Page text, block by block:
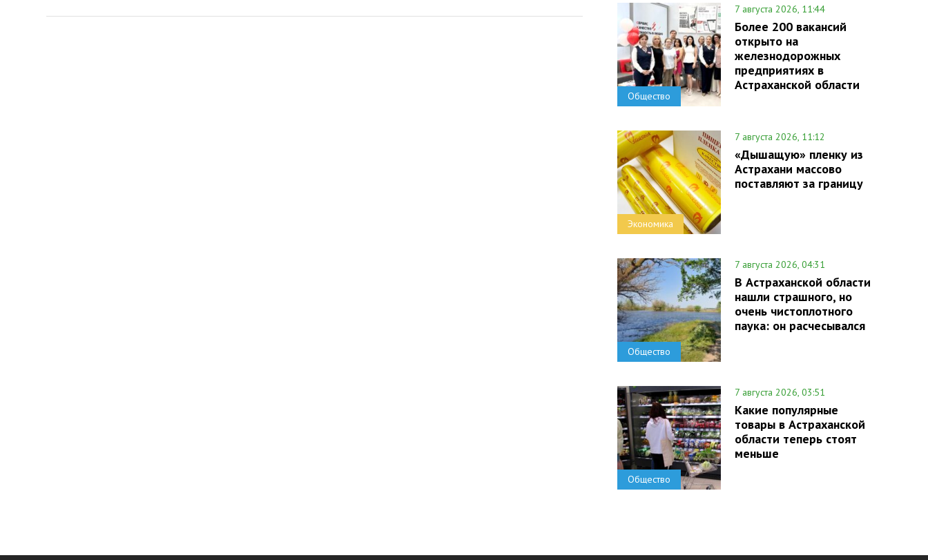
Общество
7 августа 2026, 11:44
Более 200 вакансий
открыто на
железнодорожных
предприятиях в
Астраханской области
Экономика
7 августа 2026, 11:12
«Дышащую» пленку из
Астрахани массово
поставляют за границу
Общество
7 августа 2026, 04:31
В Астраханской области
нашли страшного, но
очень чистоплотного
паука: он расчесывался
Общество
7 августа 2026, 03:51
Какие популярные
товары в Астраханской
области теперь стоят
меньше